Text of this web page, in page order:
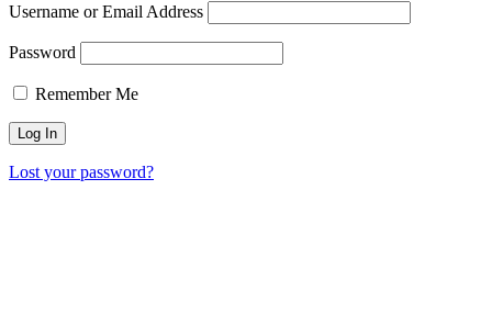
Username or Email Address
Password
Remember Me
Lost your password?